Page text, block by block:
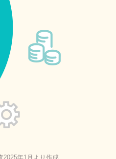
2025年1月より作成